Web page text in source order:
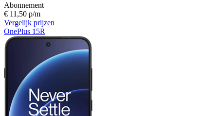
Abonnement
€ 11,50 p/m
Vergelijk prijzen
OnePlus 15R